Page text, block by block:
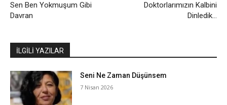
Sen Ben Yokmuşum Gibi
Davran
Doktorlarımızın Kalbini
Dinledik…
İLGİLİ YAZILAR
Seni Ne Zaman Düşünsem
7 Nisan 2026